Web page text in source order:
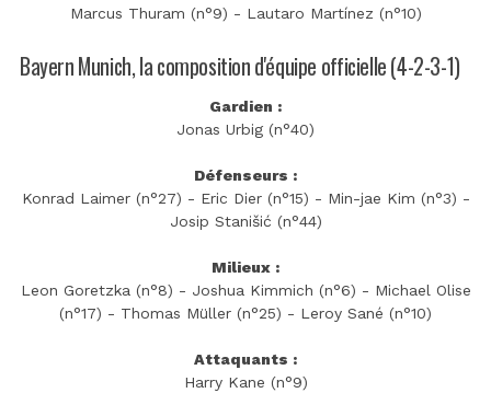
Marcus Thuram (n°9) - Lautaro Martínez (n°10)
Bayern Munich, la composition d'équipe officielle (4-2-3-1)
Gardien :
Jonas Urbig (n°40)
Défenseurs :
Konrad Laimer (n°27) - Eric Dier (n°15) - Min-jae Kim (n°3) -
Josip Stanišić (n°44)
Milieux :
Leon Goretzka (n°8) - Joshua Kimmich (n°6) - Michael Olise
(n°17) - Thomas Müller (n°25) - Leroy Sané (n°10)
Attaquants :
Harry Kane (n°9)